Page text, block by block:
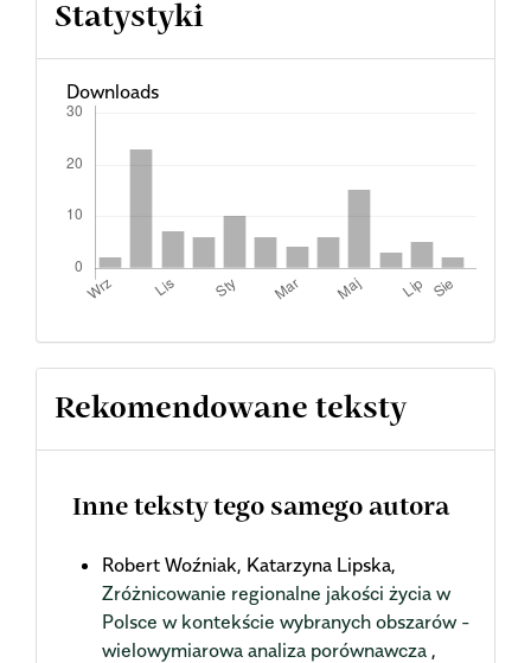
Statystyki
Downloads
Rekomendowane teksty
Inne teksty tego samego autora
Robert Woźniak, Katarzyna Lipska,
Zróżnicowanie regionalne jakości życia w
Polsce w kontekście wybranych obszarów -
wielowymiarowa analiza porównawcza ,